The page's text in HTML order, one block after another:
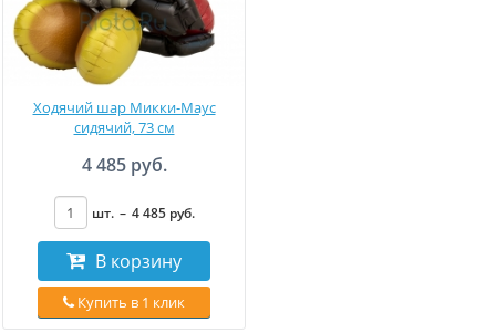
Ходячий шар Микки-Маус
сидячий, 73 см
4 485 руб.
шт. – 4 485 руб.
В корзину
Купить в 1 клик